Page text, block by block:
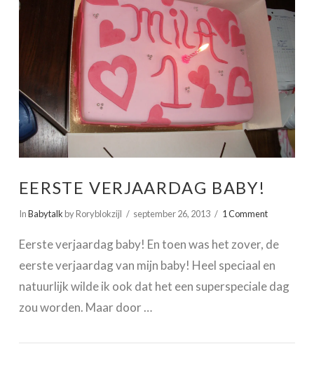
EERSTE VERJAARDAG BABY!
InBabytalk by Roryblokzijl september 26, 2013 1 Comment
Eerste verjaardag baby! En toen was het zover, de
eerste verjaardag van mijn baby! Heel speciaal en
natuurlijk wilde ik ook dat het een superspeciale dag
zou worden. Maar door …